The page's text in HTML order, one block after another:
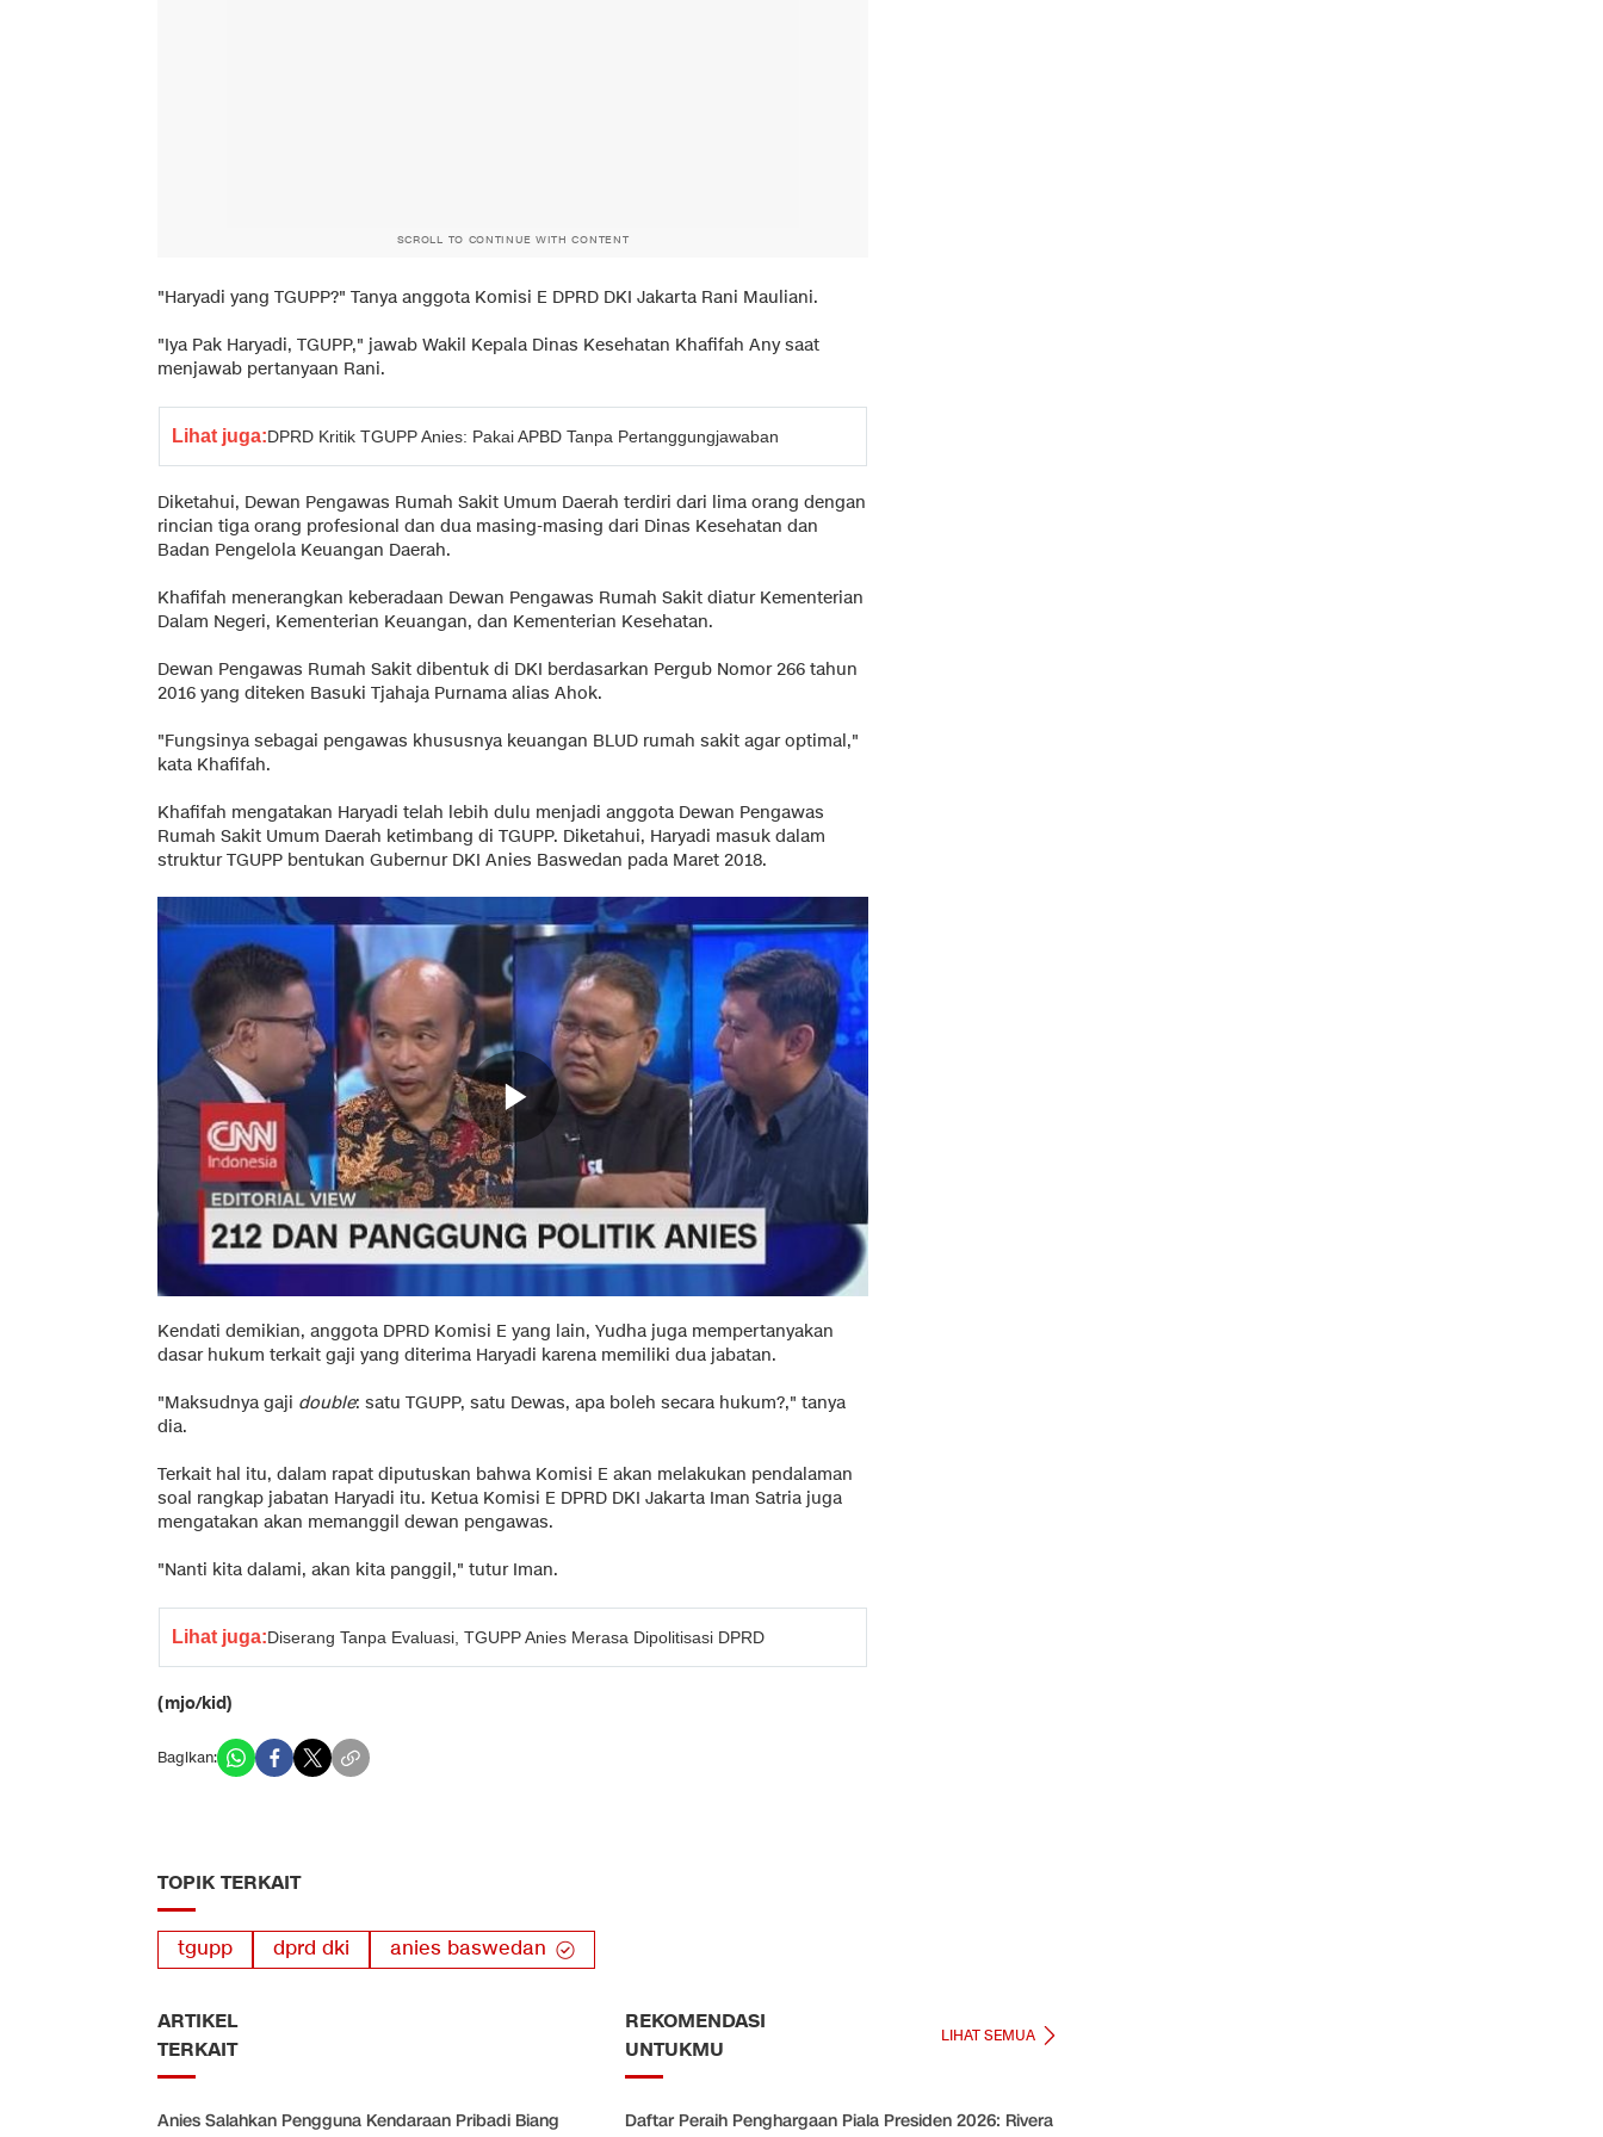
SCROLL TO CONTINUE WITH CONTENT
"Haryadi yang TGUPP?" Tanya anggota Komisi E DPRD DKI Jakarta Rani Mauliani.
"Iya Pak Haryadi, TGUPP," jawab Wakil Kepala Dinas Kesehatan Khafifah Any saat
menjawab pertanyaan Rani.
Lihat juga:DPRD Kritik TGUPP Anies: Pakai APBD Tanpa Pertanggungjawaban
Diketahui, Dewan Pengawas Rumah Sakit Umum Daerah terdiri dari lima orang dengan
rincian tiga orang profesional dan dua masing-masing dari Dinas Kesehatan dan
Badan Pengelola Keuangan Daerah.
Khafifah menerangkan keberadaan Dewan Pengawas Rumah Sakit diatur Kementerian
Dalam Negeri, Kementerian Keuangan, dan Kementerian Kesehatan.
Dewan Pengawas Rumah Sakit dibentuk di DKI berdasarkan Pergub Nomor 266 tahun
2016 yang diteken Basuki Tjahaja Purnama alias Ahok.
"Fungsinya sebagai pengawas khususnya keuangan BLUD rumah sakit agar optimal,"
kata Khafifah.
Khafifah mengatakan Haryadi telah lebih dulu menjadi anggota Dewan Pengawas
Rumah Sakit Umum Daerah ketimbang di TGUPP. Diketahui, Haryadi masuk dalam
struktur TGUPP bentukan Gubernur DKI Anies Baswedan pada Maret 2018.
Kendati demikian, anggota DPRD Komisi E yang lain, Yudha juga mempertanyakan
dasar hukum terkait gaji yang diterima Haryadi karena memiliki dua jabatan.
"Maksudnya gaji double: satu TGUPP, satu Dewas, apa boleh secara hukum?," tanya
dia.
Terkait hal itu, dalam rapat diputuskan bahwa Komisi E akan melakukan pendalaman
soal rangkap jabatan Haryadi itu. Ketua Komisi E DPRD DKI Jakarta Iman Satria juga
mengatakan akan memanggil dewan pengawas.
"Nanti kita dalami, akan kita panggil," tutur Iman.
Lihat juga:Diserang Tanpa Evaluasi, TGUPP Anies Merasa Dipolitisasi DPRD
(mjo/kid)
Bagikan:
TOPIK TERKAIT
tgupp dprd dki anies baswedan
ARTIKEL
TERKAIT
Anies Salahkan Pengguna Kendaraan Pribadi Biang
REKOMENDASI
UNTUKMU
LIHAT SEMUA
Daftar Peraih Penghargaan Piala Presiden 2026: Rivera